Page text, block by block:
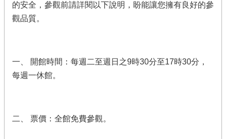
的安全，參觀前請詳閱以下說明，盼能讓您擁有良好的參
觀品質。
一、 開館時間：每週二至週日之9時30分至17時30分，
每週一休館。
二、 票價：全館免費參觀。